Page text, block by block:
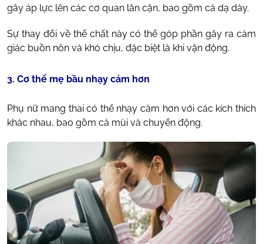
gây áp lực lên các cơ quan lân cận, bao gồm cả dạ dày.
Sự thay đổi về thể chất này có thể góp phần gây ra cảm
giác buồn nôn và khó chịu, đặc biệt là khi vận động.
3. Cơ thể mẹ bầu nhạy cảm hơn
Phụ nữ mang thai có thể nhạy cảm hơn với các kích thích
khác nhau, bao gồm cả mùi và chuyển động.